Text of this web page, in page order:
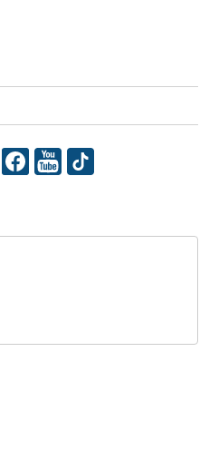
Câu chuyện thời sự
Diễn đàn chủ nhật
Chuyện đêm